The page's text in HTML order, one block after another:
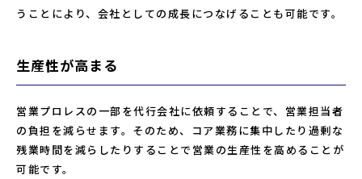
うことにより、会社としての成長につなげることも可能です。
生産性が高まる
営業プロレスの一部を代行会社に依頼することで、営業担当者
の負担を減らせます。そのため、コア業務に集中したり過剰な
残業時間を減らしたりすることで営業の生産性を高めることが
可能です。